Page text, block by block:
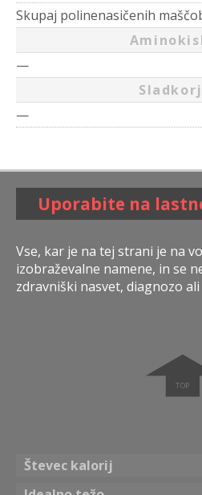
Skupaj polinenasičenih
—
—
Uporabite na
Vse, kar je na tej strani je na
izobraževalne namene, in se
zdravniški nasvet, diagnozo
Števec kalorij